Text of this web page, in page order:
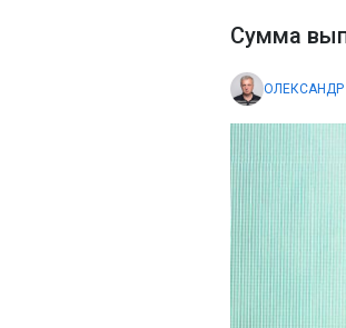
Сумма
ОЛЕКСАНДР